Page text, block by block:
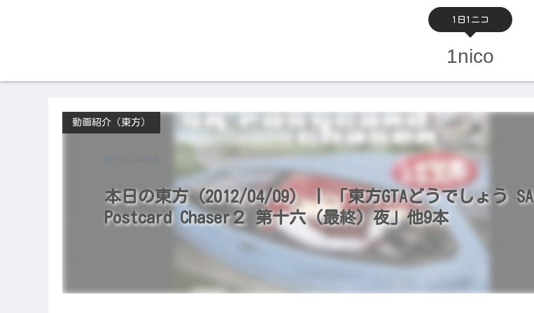
1日1ニコ
1nico
本日の東方（2012/04/09） | 「東方GTAどうでしょう SA
Postcard Chaser２ 第十六（最終）夜」他9本
動画紹介（東方）
2012/04/09